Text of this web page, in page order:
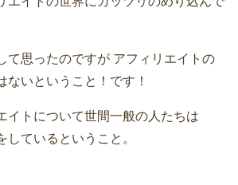
て思ったのですが アフィリエイトの
ないということ！です！
イトについて世間一般の人たちは
しているということ。